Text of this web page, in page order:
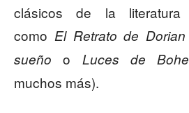
clásicos de la literatura
como El Retrato de
sueño o Luces de
muchos más).